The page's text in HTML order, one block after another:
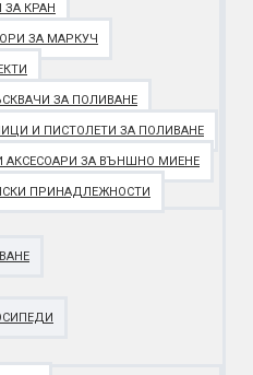
ЗА КРАН
ЗА МАРКУЧ
ЗА ПОЛИВАНЕ
И ПИСТОЛЕТИ ЗА ПОЛИВАНЕ
АКСЕСОАРИ ЗА ВЪНШНО МИЕНЕ
ПРИНАДЛЕЖНОСТИ